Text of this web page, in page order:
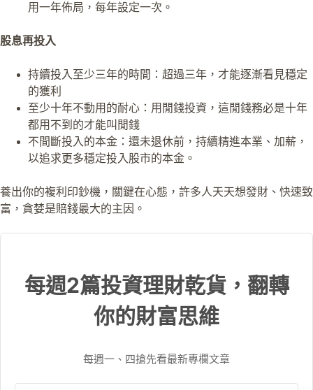
用一年佈局，每年設定一次。
股息再投入
持續投入至少三年的時間：超過三年，才能逐漸看見穩定
的獲利
至少十年不動用的耐心：用閒錢投資，這閒錢務必是十年
都用不到的才能叫閒錢
不間斷投入的本金：還未退休前，持續精進本業、加薪，
以追求更多穩定投入股市的本金。
養出你的複利印鈔機，關鍵在心態，許多人天天想發財、快速致
富，貪婪是賠錢最大的主因。
每週2篇投資理財乾貨，翻轉
你的財富思維
每週一、四搶先看最新專欄文章